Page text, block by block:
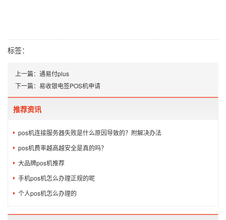
标签：
上一篇： 通易付plus
下一篇： 易收银电签POS机申请
推荐资讯
pos机连接服务器失败是什么原因导致的？附解决办法
pos机费率越高越安全是真的吗？
大品牌pos机推荐
手机pos机怎么办理正规的呢
个人pos机怎么办理的